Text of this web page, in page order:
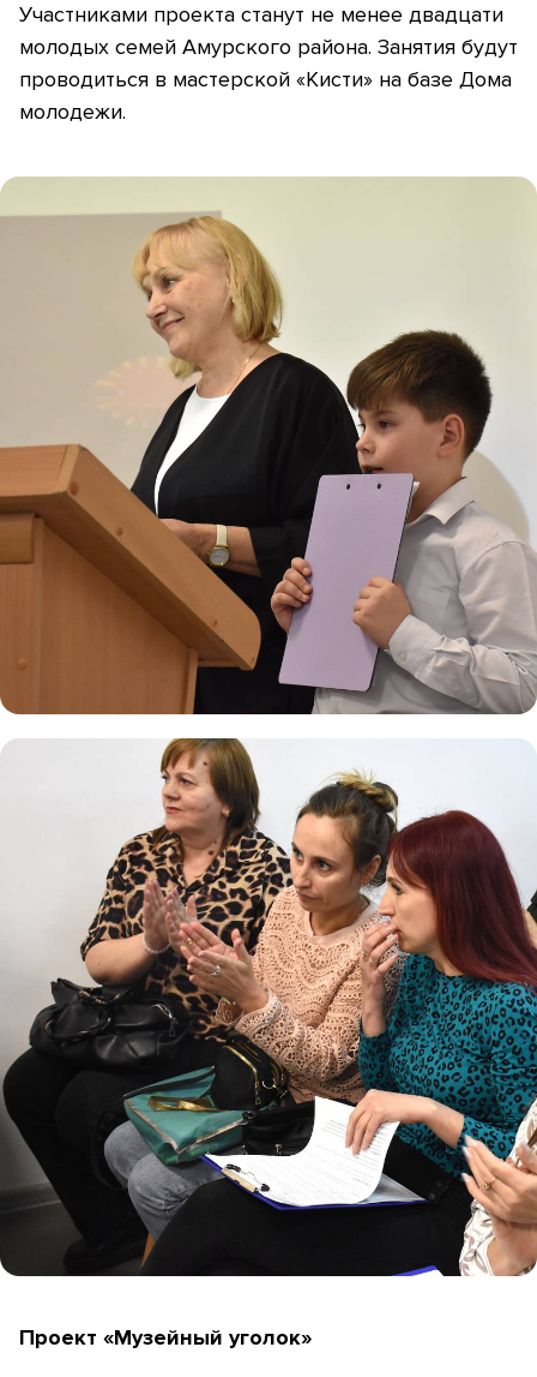
Участниками проекта станут не менее двадцати
молодых семей Амурского района. Занятия будут
проводиться в мастерской «Кисти» на базе Дома
молодежи.
Проект «Музейный уголок»